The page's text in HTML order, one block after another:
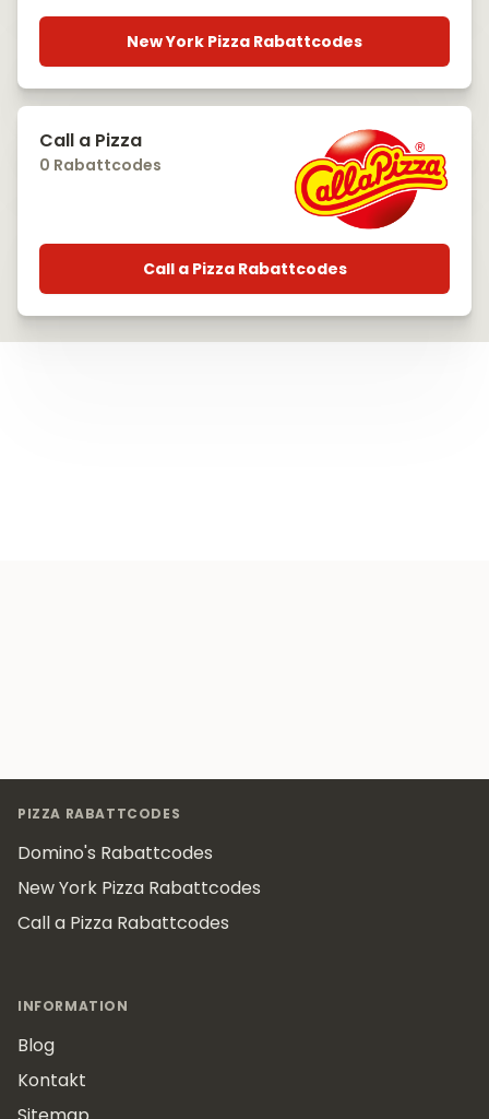
New York Pizza Rabattcodes
Call a Pizza
0 Rabattcodes
Call a Pizza Rabattcodes
PIZZA RABATTCODES
Domino's Rabattcodes
New York Pizza Rabattcodes
Call a Pizza Rabattcodes
INFORMATION
Blog
Kontakt